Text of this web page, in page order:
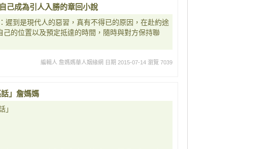
己成為引人入勝的章回小說
遲到是現代人的惡習，真有不得已的原因，在赴約途
己的位置以及預定抵達的時間，隨時與對方保持聯
編輯人 詹媽媽華人姻緣網 日期 2015-07-14 瀏覽 7039
」詹媽媽
」